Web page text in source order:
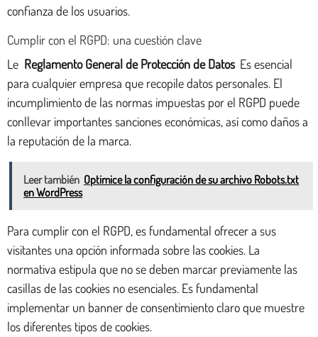
confianza de los usuarios.
Cumplir con el RGPD: una cuestión clave
Le Reglamento General de Protección de Datos Es esencial
para cualquier empresa que recopile datos personales. El
incumplimiento de las normas impuestas por el RGPD puede
conllevar importantes sanciones económicas, así como daños a
la reputación de la marca.
Leer también Optimice la configuración de su archivo Robots.txt
en WordPress
Para cumplir con el RGPD, es fundamental ofrecer a sus
visitantes una opción informada sobre las cookies. La
normativa estipula que no se deben marcar previamente las
casillas de las cookies no esenciales. Es fundamental
implementar un banner de consentimiento claro que muestre
los diferentes tipos de cookies.